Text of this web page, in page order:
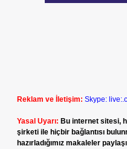
Reklam ve İletişim: Skype:
Yasal Uyarı: Bu internet sitesi,
şirketi ile hiçbir bağlantısı
hazırladığımız makaleler